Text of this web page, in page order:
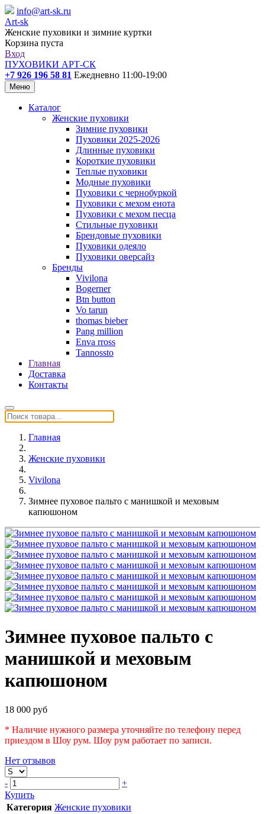
info@art-sk.ru
Art-sk
Женские пуховики и зимние куртки
Корзина пуста
Вход
ПУХОВИКИ АРТ-СК
+7 926 196 58 81 Ежедневно 11:00-19:00
Меню
Каталог
Женские пуховики
Зимние пуховики
Пуховики 2025-2026
Длинные пуховики
Короткие пуховики
Теплые пуховики
Модные пуховики
Пуховики с чернобуркой
Пуховики с мехом енота
Пуховики с мехом песца
Стильные пуховики
Брендовые пуховики
Пуховики одеяло
Пуховики оверсайз
Бренды
Vivilona
Bogerner
Btn button
Vo tarun
thomas bieber
Pang million
Enva rross
Tannossto
Главная
Доставка
Контакты
Главная
Женские пуховики
Vivilona
Зимнее пуховое пальто с манишкой и меховым
капюшоном
Зимнее пуховое пальто с
манишкой и меховым
капюшоном
18 000 руб
* Наличие нужного размера уточняйте по телефону перед
приездом в Шоу рум. Шоу рум работает по записи.
Нет отзывов
-
+
Купить
Категория Женские пуховики